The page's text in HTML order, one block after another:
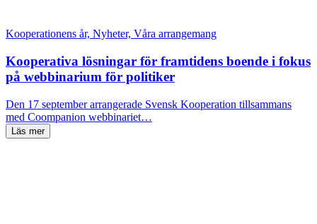
Kooperationens år, Nyheter, Våra arrangemang
Kooperativa lösningar för framtidens boende i fokus
på webbinarium för politiker
Den 17 september arrangerade Svensk Kooperation tillsammans
med Coompanion webbinariet…
Läs mer